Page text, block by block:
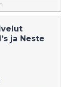
Hervannan
ja Neste